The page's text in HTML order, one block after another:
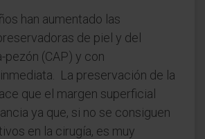
han aumentado las
de piel y del
(CAP) y con
La preservación de la
que el margen superficial
ya que, si no se consiguen
en la cirugía, es muy